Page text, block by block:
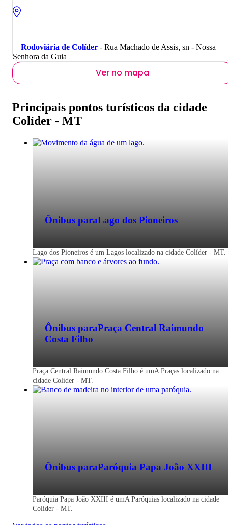
Rodoviária de Colíder - Rua Machado de Assis, sn - Nossa
Senhora da Guia
Ver no mapa
Principais pontos turísticos da cidade
Colíder - MT
Ônibus paraLago dos Pioneiros
Lago dos Pioneiros é um Lagos localizado na cidade Colíder - MT.
Ônibus paraPraça Central Raimundo
Costa Filho
Praça Central Raimundo Costa Filho é umA Praças localizado na
cidade Colíder - MT.
Ônibus paraParóquia Papa João XXIII
Paróquia Papa João XXIII é umA Paróquias localizado na cidade
Colíder - MT.